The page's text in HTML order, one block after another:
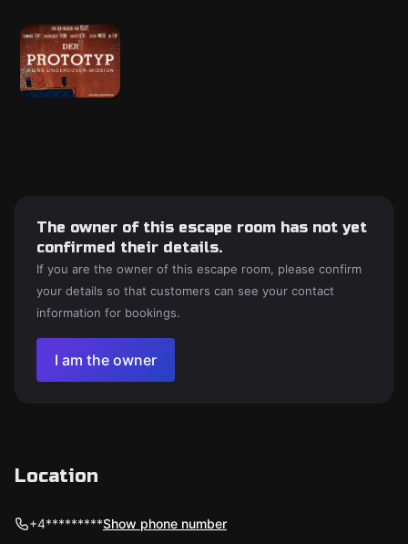
The owner of this escape room has not yet
confirmed their details.
If you are the owner of this escape room, please confirm
your details so that customers can see your contact
information for bookings.
I am the owner
Location
+4*********Show phone number